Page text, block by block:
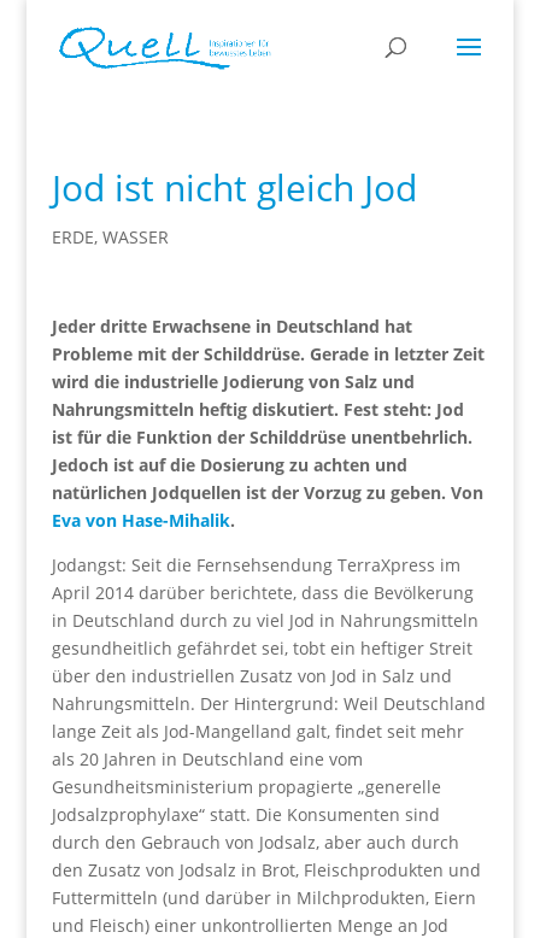
Jod ist nicht gleich Jod
ERDE, WASSER
Jeder dritte Erwachsene in Deutschland hat
Probleme mit der Schilddrüse. Gerade in letzter Zeit
wird die industrielle Jodierung von Salz und
Nahrungsmitteln heftig diskutiert. Fest steht: Jod
ist für die Funktion der Schilddrüse unentbehrlich.
Jedoch ist auf die Dosierung zu achten und
natürlichen Jodquellen ist der Vorzug zu geben. Von
Eva von Hase-Mihalik.
Jodangst: Seit die Fernsehsendung TerraXpress im
April 2014 darüber berichtete, dass die Bevölkerung
in Deutschland durch zu viel Jod in Nahrungsmitteln
gesundheitlich gefährdet sei, tobt ein heftiger Streit
über den industriellen Zusatz von Jod in Salz und
Nahrungsmitteln. Der Hintergrund: Weil Deutschland
lange Zeit als Jod-Mangelland galt, findet seit mehr
als 20 Jahren in Deutschland eine vom
Gesundheitsministerium propagierte „generelle
Jodsalzprophylaxe“ statt. Die Konsumenten sind
durch den Gebrauch von Jodsalz, aber auch durch
den Zusatz von Jodsalz in Brot, Fleischprodukten und
Futtermitteln (und darüber in Milchprodukten, Eiern
und Fleisch) einer unkontrollierten Menge an Jod